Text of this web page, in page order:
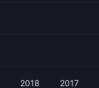
2018 2017